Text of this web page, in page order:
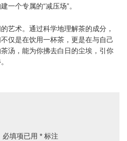
一个专属的“减压场”。
艺术。通过科学地理解茶的成分，
仅是在饮用一杯茶，更是在与自己
汤，能为你拂去白日的尘埃，引你
必填项已用 *标注